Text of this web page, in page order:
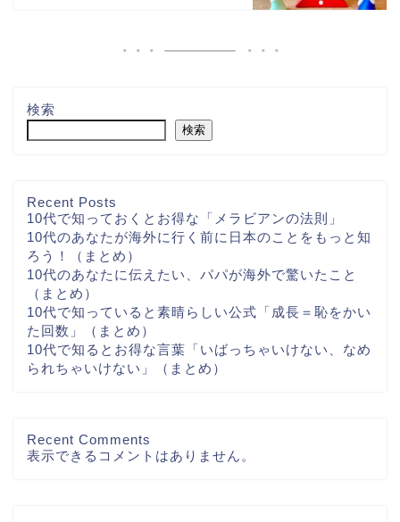
検索
検索
Recent Posts
10代で知っておくとお得な「メラビアンの法則」
10代のあなたが海外に行く前に日本のことをもっと知
ろう！（まとめ）
10代のあなたに伝えたい、パパが海外で驚いたこと
（まとめ）
10代で知っていると素晴らしい公式「成長＝恥をかい
た回数」（まとめ）
10代で知るとお得な言葉「いばっちゃいけない、なめ
られちゃいけない」（まとめ）
Recent Comments
表示できるコメントはありません。